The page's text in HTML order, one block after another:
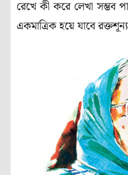
রেখে কী করে লেখা সম্ভব
একমাত্রিক হয়ে যাবে